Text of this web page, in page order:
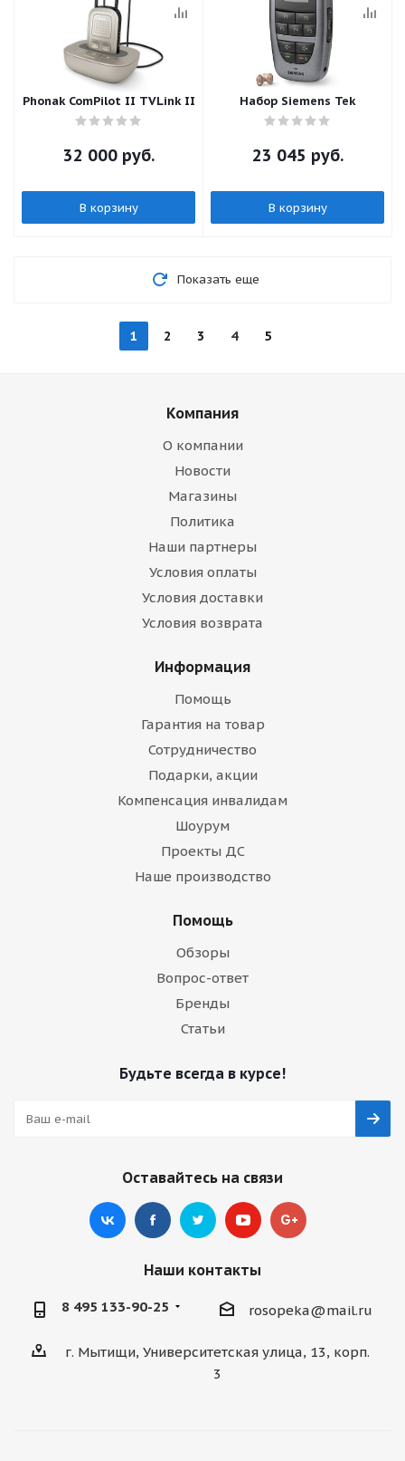
Phonak ComPilot II TVLink II
32 000руб.
В корзину
Набор Siemens Tek
23 045 руб.
В корзину
Показать еще
1 2 3 4 5
Компания
О компании
Новости
Магазины
Политика
Наши партнеры
Условия оплаты
Условия доставки
Условия возврата
Информация
Помощь
Гарантия на товар
Сотрудничество
Подарки, акции
Компенсация инвалидам
Шоурум
Проекты ДС
Наше производство
Помощь
Обзоры
Вопрос-ответ
Бренды
Статьи
Будьте всегда в курсе!
Оставайтесь на связи
Наши контакты
8 495 133-90-25 rosopeka@mail.ru
г. Мытищи, Университетская улица, 13, корп.
3